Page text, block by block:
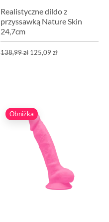
Realistyczne dildo z
przyssawką Nature Skin
24,7cm
138,99 zł 125,09 zł
Obniżka